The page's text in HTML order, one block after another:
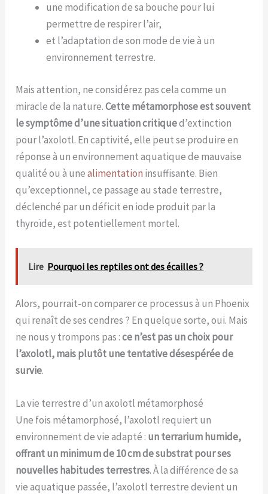
une modification de sa bouche pour lui
permettre de respirer l’air,
et l’adaptation de son mode de vie à un
environnement terrestre.
Mais attention, ne considérez pas cela comme un
miracle de la nature.Cette métamorphose est souvent
le symptôme d’une situation critiqued’extinction
pour l’axolotl. En captivité, elle peut se produire en
réponse à un environnement aquatique de mauvaise
qualité ou à unealimentation insuffisante. Bien
qu’exceptionnel, ce passage au stade terrestre,
déclenché par un déficit en iode produit par la
thyroïde, est potentiellement mortel.
Lire Pourquoi les reptiles ont des écailles ?
Alors, pourrait-on comparer ce processus à un Phoenix
qui renaît de ses cendres ? En quelque sorte, oui. Mais
ne nous y trompons pas :ce n’est pas un choix pour
l’axolotl, mais plutôt une tentative désespérée de
survie.
La vie terrestre d’un axolotl métamorphosé
Une fois métamorphosé, l’axolotl requiert un
environnement de vie adapté : un terrarium humide,
offrant un minimum de 10 cm de substrat pour ses
nouvelles habitudes terrestres. À la différence de sa
vie aquatique passée, l’axolotl terrestre devient un